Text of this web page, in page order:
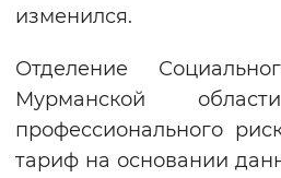
изменился.
Отделение
Мурманской
профессионального
тариф на основании